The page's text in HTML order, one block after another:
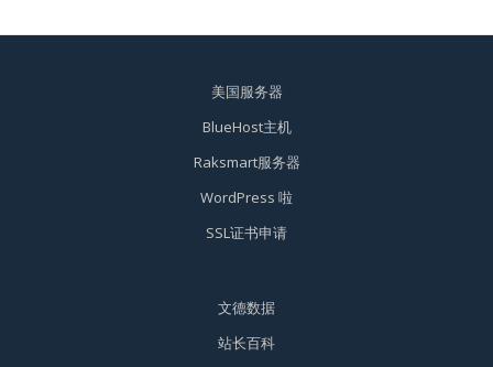
美国服务器
BlueHost主机
Raksmart服务器
WordPress 啦
SSL证书申请
文德数据
站长百科